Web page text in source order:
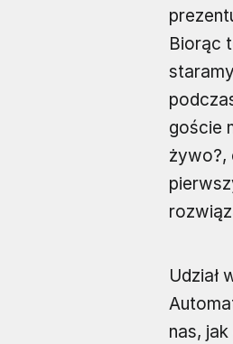
Biorąc
goście
żywo?,
Udział
nas,